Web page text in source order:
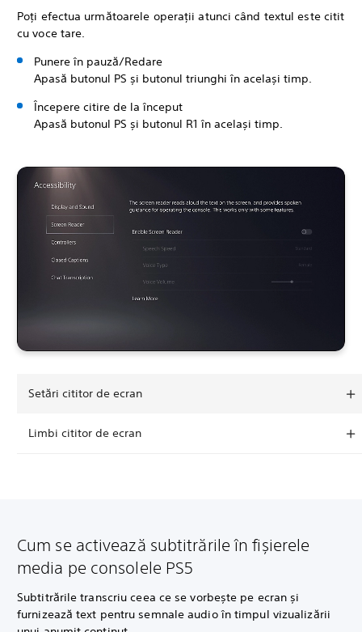
Poți efectua următoarele operații atunci când textul este citit
cu voce tare.
Punere în pauză/Redare
Apasă butonul PS și butonul triunghi în același timp.
Începere citire de la început
Apasă butonul PS și butonul R1 în același timp.
Setări cititor de ecran
Limbi cititor de ecran
Cum se activează subtitrările în fișierele
media pe consolele PS5
Subtitrările transcriu ceea ce se vorbește pe ecran și
furnizează text pentru semnale audio în timpul vizualizării